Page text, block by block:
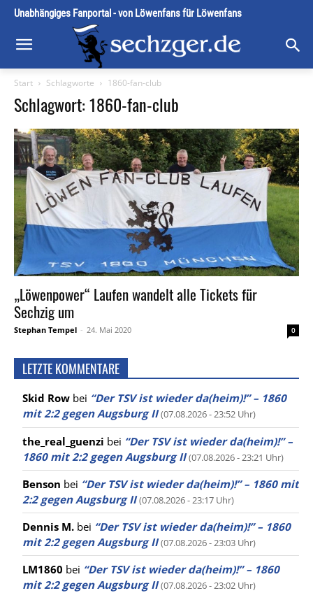
Unabhängiges Fanportal - von Löwenfans für Löwenfans
Start Schlagworte 1860-fan-club
Schlagwort: 1860-fan-club
„Löwenpower“ Laufen wandelt alle Tickets für
Sechzig um
Stephan Tempel - 24. Mai 2020 0
LETZTE KOMMENTARE
Skid Row bei “Der TSV ist wieder da(heim)!” – 1860
mit 2:2 gegen Augsburg II (07.08.2026 - 23:52 Uhr)
the_real_guenzi bei “Der TSV ist wieder da(heim)!” –
1860 mit 2:2 gegen Augsburg II (07.08.2026 - 23:21 Uhr)
Benson bei “Der TSV ist wieder da(heim)!” – 1860 mit
2:2 gegen Augsburg II (07.08.2026 - 23:17 Uhr)
Dennis M. bei “Der TSV ist wieder da(heim)!” – 1860
mit 2:2 gegen Augsburg II (07.08.2026 - 23:03 Uhr)
LM1860 bei “Der TSV ist wieder da(heim)!” – 1860
mit 2:2 gegen Augsburg II (07.08.2026 - 23:02 Uhr)